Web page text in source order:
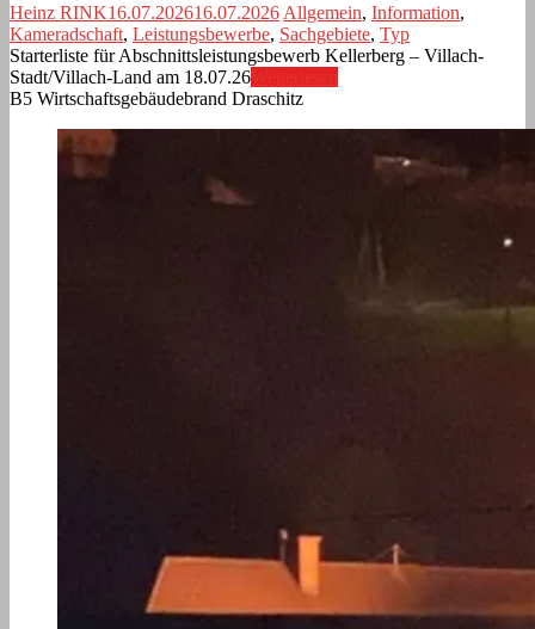
Heinz RINK16.07.202616.07.2026 Allgemein, Information,
Kameradschaft, Leistungsbewerbe, Sachgebiete, Typ
Starterliste für Abschnittsleistungsbewerb Kellerberg – Villach-
Stadt/Villach-Land am 18.07.26
B5 Wirtschaftsgebäudebrand Draschitz